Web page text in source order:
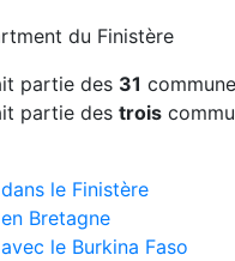
du Finistère
partie des 31
partie des trois
le Finistère
Bretagne
le Burkina Faso